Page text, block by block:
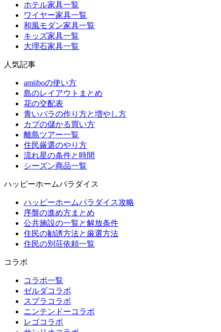
ホテル家具一覧
ワイヤー家具一覧
和風モダン家具一覧
キッズ家具一覧
大理石家具一覧
人気記事
amiiboの使い方
島のレイアウトまとめ
花の交配表
青いバラの作り方と増やし方
カブの儲かる買い方
離島ツアー一覧
住民厳選のやり方
流れ星の条件と時間
シーズン商品一覧
ハッピーホームパラダイス
ハッピーホームパラダイス攻略
序盤の進め方まとめ
公共施設の一覧と解放条件
住民の勧誘方法と厳選方法
住民の別荘依頼一覧
コラボ
コラボ一覧
ゼルダコラボ
スプラコラボ
ニンテンドーコラボ
レゴコラボ